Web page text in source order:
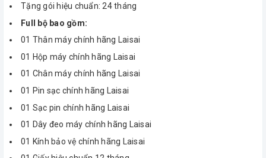
Tặng gói hiệu chuẩn: 24 tháng
Full bộ bao gồm:
01 Thân máy chính hãng Laisai
01 Hộp máy chính hãng Laisai
01 Chân máy chính hãng Laisai
01 Pin sạc chính hãng Laisai
01 Sạc pin chính hãng Laisai
01 Dây đeo máy chính hãng Laisai
01 Kính bảo vệ chính hãng Laisai